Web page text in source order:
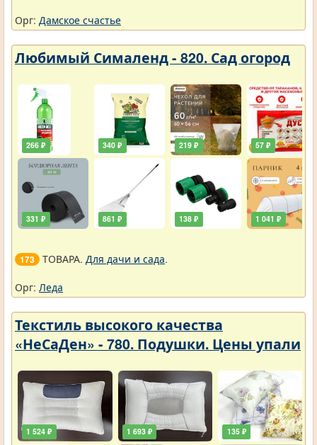
Орг: Дамское счастье
Любимый Сималенд - 820. Сад огород
266 ₽
331 ₽
340 ₽
861 ₽
219 ₽
138 ₽
57 ₽
1 041 ₽
173 ТОВАРА. Для дачи и сада.
Орг: Леда
Текстиль высокого качества
«НеСаДен» - 780. Подушки. Цены упали
1 524 ₽ 1 693 ₽ 135 ₽